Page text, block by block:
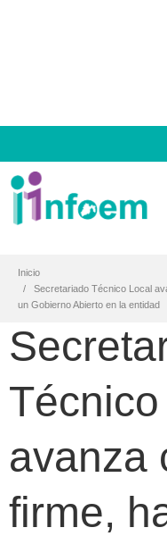
Inicio
Secretariado Técnico Local
un Gobierno Abierto en la entidad
avanza
firme,